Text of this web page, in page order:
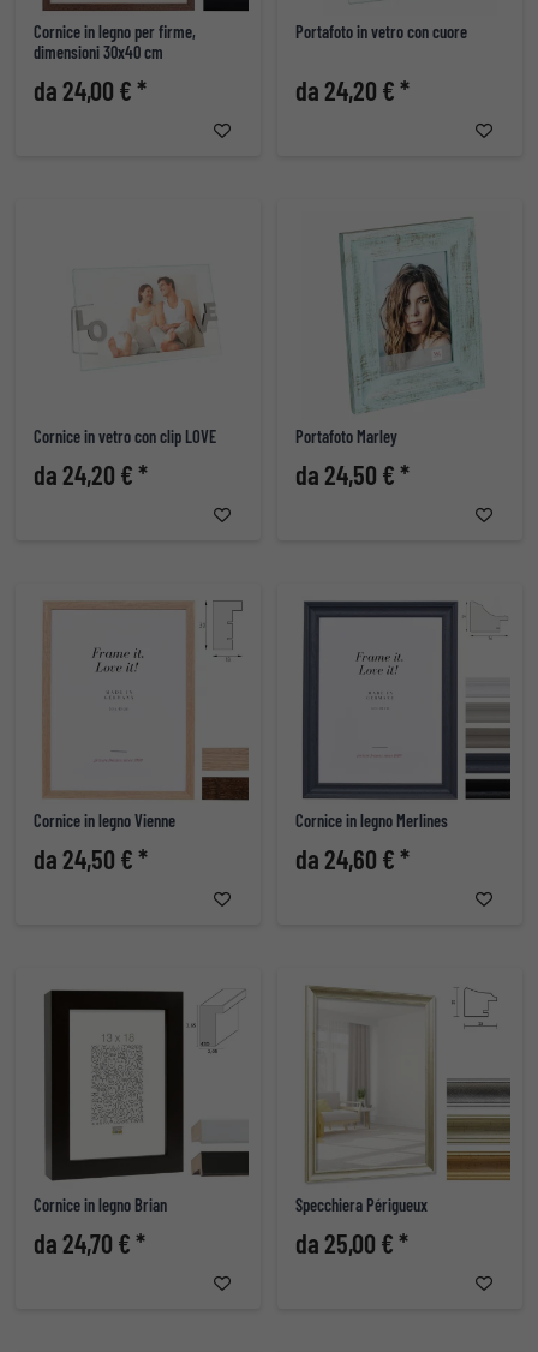
Cornice in legno per firme,
dimensioni 30x40 cm
da 24,00 € *
Portafoto in vetro con cuore
da 24,20 € *
Cornice in vetro con clip LOVE
da 24,20 € *
Portafoto Marley
da 24,50 € *
Cornice in legno Vienne
da 24,50 € *
Cornice in legno Merlines
da 24,60 € *
Cornice in legno Brian
da 24,70 € *
Specchiera Périgueux
da 25,00 € *